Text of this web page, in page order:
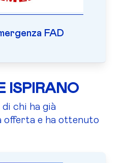
FAD
ISPIRANO
di chi ha già
offerta e ha ottenuto